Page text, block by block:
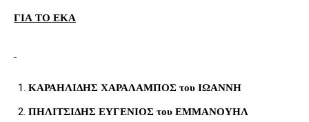
ΓΙΑ ΤΟ ΕΚΑ
ΚΑΡΑΗΛΙΔΗΣ ΧΑΡΑΛΑΜΠΟΣ του ΙΩΑΝΝΗ
ΠΗΛΙΤΣΙΔΗΣ ΕΥΓΕΝΙΟΣ του ΕΜΜΑΝΟΥΗΛ